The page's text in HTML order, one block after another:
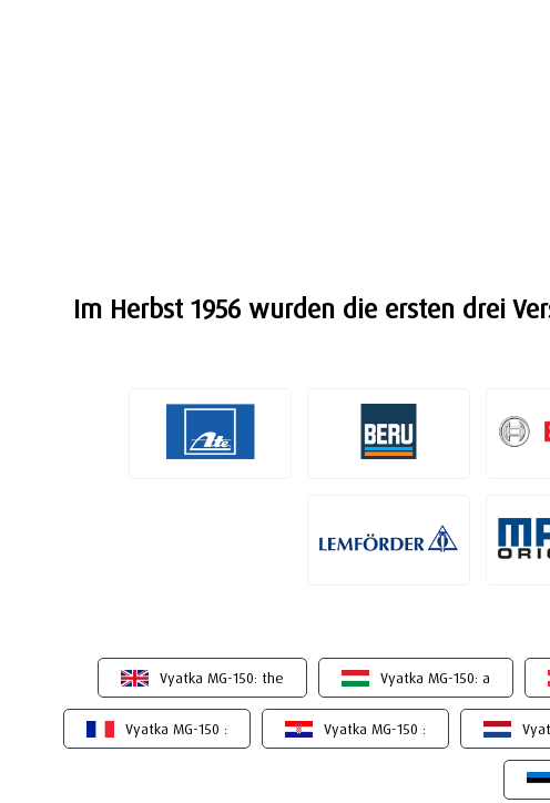
Im Herbst 1956 wurden die ersten drei
Vyatka MG-150: the Vyatka MG-150: a
Vyatka MG-150 : Vyatka MG-150 :